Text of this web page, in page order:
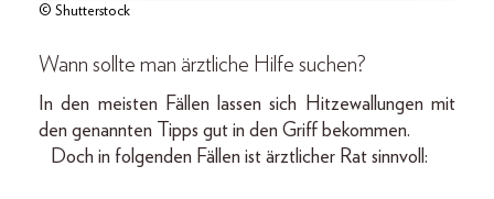
© Shutterstock
Wann sollte man ärztliche Hilfe suchen?
In den meisten Fällen lassen sich Hitzewallungen mit
den genannten Tipps gut in den Griff bekommen.
Doch in folgenden Fällen ist ärztlicher Rat sinnvoll: